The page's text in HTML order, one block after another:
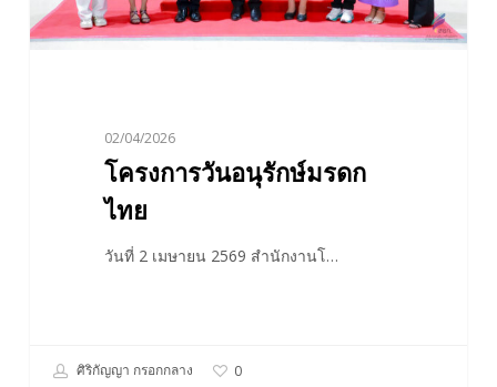
02/04/2026
โครงการวันอนุรักษ์มรดก
ไทย
วันที่ 2 เมษายน 2569 สำนักงานโ…
ศิริกัญญา กรอกกลาง 0